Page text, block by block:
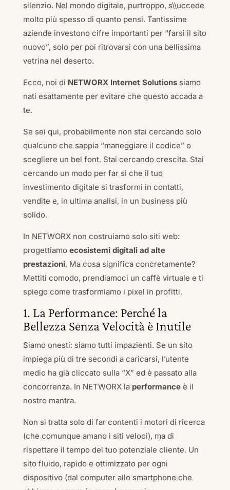
silenzio. Nel mondo digitale, purtroppo, s\\uccede
molto più spesso di quanto pensi. Tantissime
aziende investono cifre importanti per “farsi il sito
nuovo”, solo per poi ritrovarsi con una bellissima
vetrina nel deserto.
Ecco, noi di NETWORX Internet Solutionssiamo
nati esattamente per evitare che questo accada a
te.
Se sei qui, probabilmente non stai cercando solo
qualcuno che sappia “maneggiare il codice” o
scegliere un bel font. Stai cercando crescita. Stai
cercando un modo per far sì che il tuo
investimento digitale si trasformi in contatti,
vendite e, in ultima analisi, in un business più
solido.
In NETWORX non costruiamo solo siti web:
progettiamo ecosistemi digitali ad alte
prestazioni. Ma cosa significa concretamente?
Mettiti comodo, prendiamoci un caffè virtuale e ti
spiego come trasformiamo i pixel in profitti.
1. La Performance: Perché la
Bellezza Senza Velocità è Inutile
Siamo onesti: siamo tutti impazienti. Se un sito
impiega più di tre secondi a caricarsi, l’utente
medio ha già cliccato sulla “X” ed è passato alla
concorrenza. In NETWORX la performanceè il
nostro mantra.
Non si tratta solo di far contenti i motori di ricerca
(che comunque amano i siti veloci), ma di
rispettare il tempo del tuo potenziale cliente. Un
sito fluido, rapido e ottimizzato per ogni
dispositivo (dal computer allo smartphone che